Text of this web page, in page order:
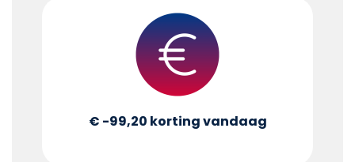
€ -99,20 korting vandaag